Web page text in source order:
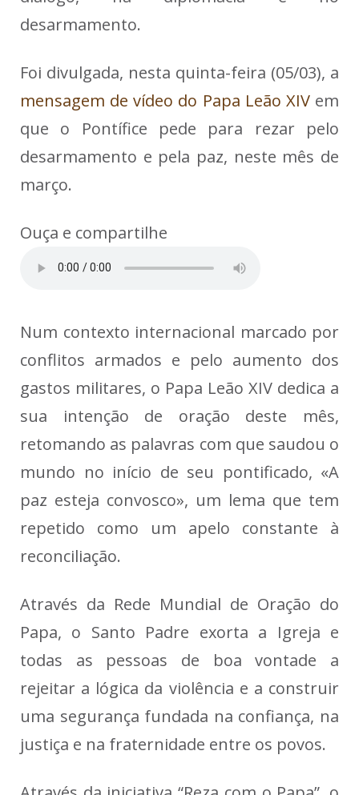
desarmamento.
Foi divulgada, nesta quinta-feira (05/03), a
mensagem de vídeo do Papa Leão XIVem
que o Pontífice pede para rezar pelo
desarmamento e pela paz, neste mês de
março.
Ouça e compartilhe
Num contexto internacional marcado por
conflitos armados e pelo aumento dos
gastos militares, o Papa Leão XIV dedica a
sua intenção de oração deste mês,
retomando as palavras com que saudou o
mundo no início de seu pontificado, «A
paz esteja convosco», um lema que tem
repetido como um apelo constante à
reconciliação.
Através da Rede Mundial de Oração do
Papa, o Santo Padre exorta a Igreja e
todas as pessoas de boa vontade a
rejeitar a lógica da violência e a construir
uma segurança fundada na confiança, na
justiça e na fraternidade entre os povos.